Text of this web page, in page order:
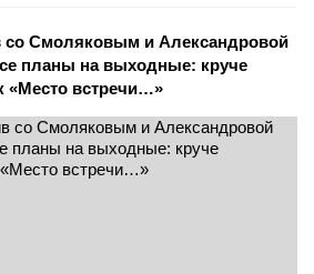
со Смоляковым и Александровой
планы на выходные: круче
«Место встречи…»